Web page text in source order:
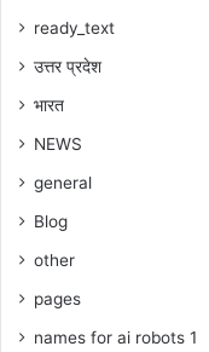
ready_text
उत्तर प्रदेश
भारत
NEWS
general
Blog
other
pages
names for ai robots 1